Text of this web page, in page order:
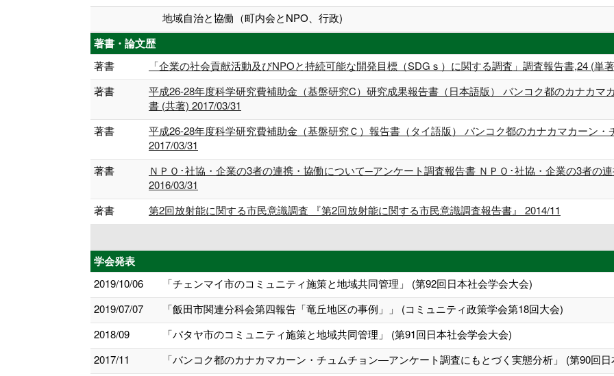
地域自治と協働（町内会とNPO、行政)
著書・論文歴
著書
「企業の社会貢献活動及びNPOと持続可能な開発目標（SDGｓ）に関する調査」調査報告書,24 (単
著書
平成26-28年度科学研究費補助金（基盤研究C）研究成果報告書（日本語版） バンコク都のカナカ
書 (共著) 2017/03/31
著書
平成26-28年度科学研究費補助金（基盤研究Ｃ）報告書（タイ語版） バンコク都のカナカマカーン
2017/03/31
著書
ＮＰＯ･社協・企業の3者の連携・協働について─アンケート調査報告書 ＮＰＯ･社協・企業の3者の
2016/03/31
著書
第2回放射能に関する市民意識調査 『第2回放射能に関する市民意識調査報告書』 2014/11
学会発表
2019/10/06
「チェンマイ市のコミュニティ施策と地域共同管理」 (第92回日本社会学会大会)
2019/07/07
「飯田市関連分科会第四報告「竜丘地区の事例」」 (コミュニティ政策学会第18回大会)
2018/09
「パタヤ市のコミュニティ施策と地域共同管理」 (第91回日本社会学会大会)
2017/11
「バンコク都のカナカマカーン・チュムチョン―アンケート調査にもとづく実態分析」 (第90回